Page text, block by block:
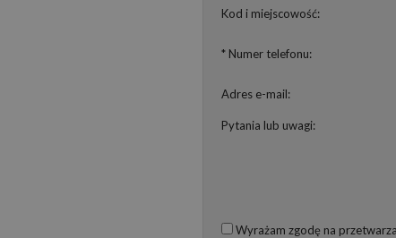
Kod i miejscowość:
* Numer telefonu:
Adres e-mail:
Pytania lub uwagi:
Wyrażam zgodę na